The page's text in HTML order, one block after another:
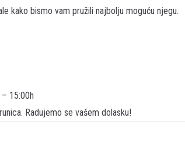
kako bismo vam pružili najbolju moguću njegu.
15:00h
Radujemo se vašem dolasku!